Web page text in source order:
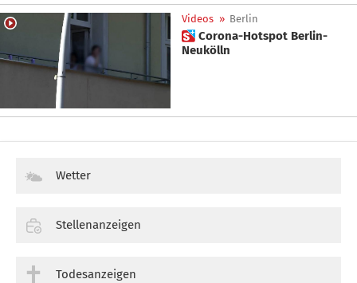
Videos » Berlin
 Corona-Hotspot Berlin-
Neukölln
Wetter
Stellenanzeigen
Todesanzeigen